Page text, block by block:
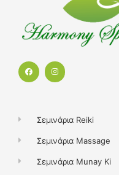
F
a
I
n
m
Σεμινάρια Reiki
Σεμινάρια Massage
Σεμινάρια Munay Ki